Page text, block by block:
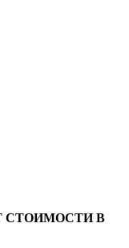
СТОИМОСТИ В